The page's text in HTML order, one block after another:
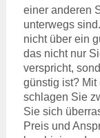
einer anderen
unterwegs
nicht über ein
das nicht nur
verspricht,
günstig ist?
schlagen Sie
Sie sich
Preis und